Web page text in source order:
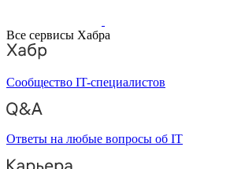
Все сервисы Хабра
Сообщество IT-специалистов
Ответы на любые вопросы об IT